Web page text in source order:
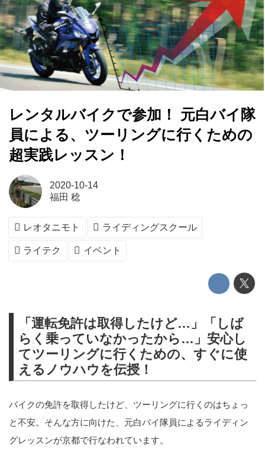
レンタルバイクで参加！ 元白バイ隊
員による、ツーリングに行くための
超実践レッスン！
2020-10-14
福田 稔
レオタニモト ライディングスクール
ライテク イベント
「運転免許は取得したけど…」「しば
らく乗っていなかったから…」安心し
てツーリングに行くための、すぐに使
えるノウハウを伝授！
バイクの免許を取得したけど、ツーリングに行くのはちょっ
と不安。そんな方に向けた、元白バイ隊員によるライディン
グレッスンが京都で行なわれています。